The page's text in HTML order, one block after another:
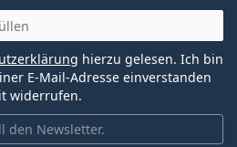
den Newsletter.
hierzu gelesen. Ich bin
E-Mail-Adresse einverstanden
widerrufen.